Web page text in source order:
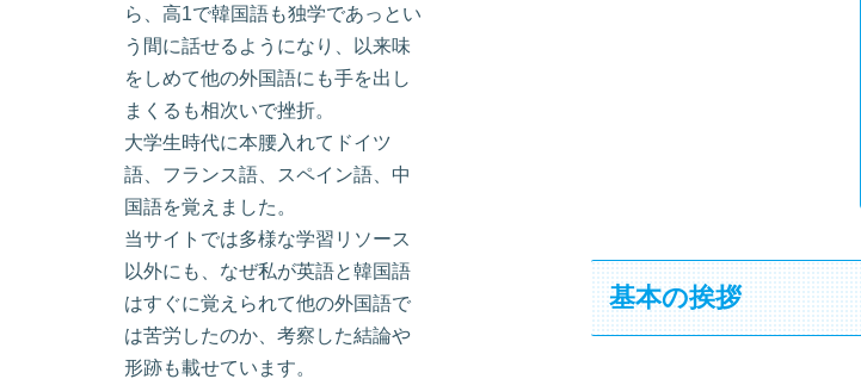
基本の挨拶
ら、高1で韓国語も独学であっとい
う間に話せるようになり、以来味
をしめて他の外国語にも手を出し
まくるも相次いで挫折。
大学生時代に本腰入れてドイツ
語、フランス語、スペイン語、中
国語を覚えました。
当サイトでは多様な学習リソース
以外にも、なぜ私が英語と韓国語
はすぐに覚えられて他の外国語で
は苦労したのか、考察した結論や
形跡も載せています。